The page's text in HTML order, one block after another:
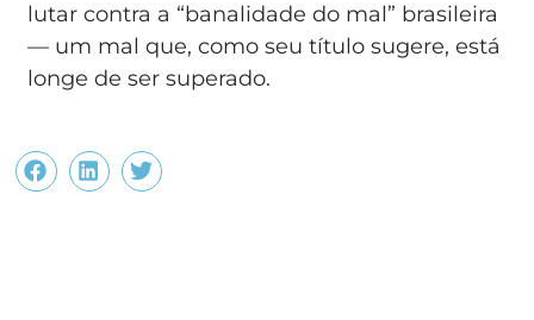
lutar contra a “banalidade do mal” brasileira
— um mal que, como seu título sugere, está
longe de ser superado.